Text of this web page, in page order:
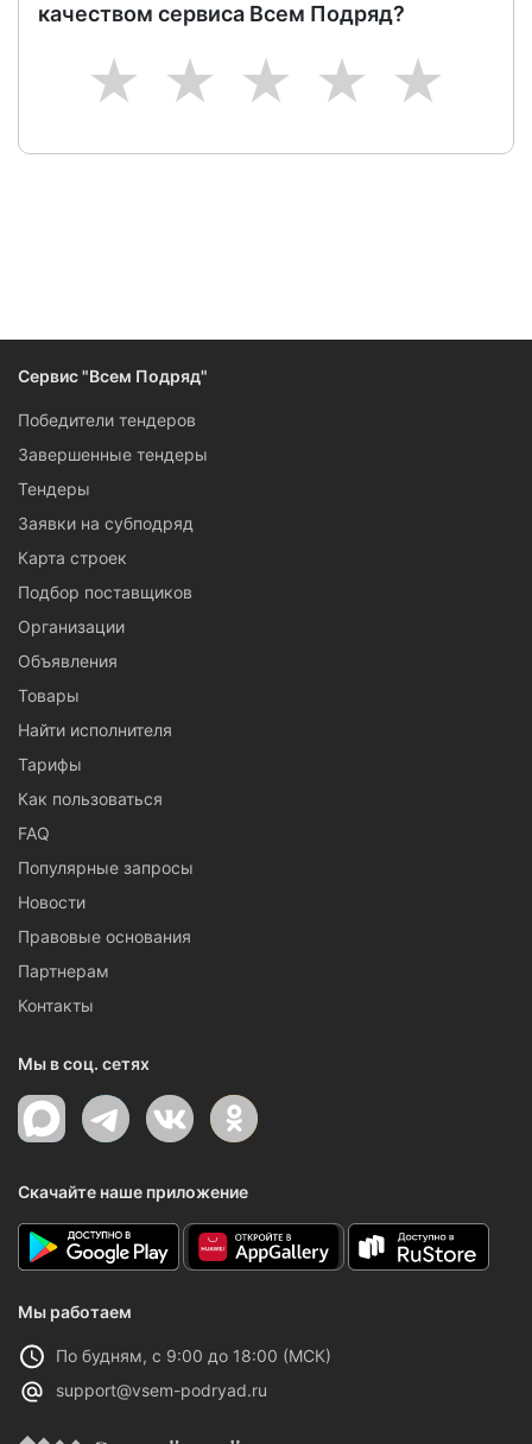
качеством сервиса Всем Подряд?
5
4
3
2
1
Сервис "Всем Подряд"
Победители тендеров
Завершенные тендеры
Тендеры
Заявки на субподряд
Карта строек
Подбор поставщиков
Организации
Объявления
Товары
Найти исполнителя
Тарифы
Как пользоваться
FAQ
Популярные запросы
Новости
Правовые основания
Партнерам
Контакты
Мы в соц. сетях
Скачайте наше приложение
Мы работаем
По будням, с 9:00 до 18:00 (МСК)
support@vsem-podryad.ru